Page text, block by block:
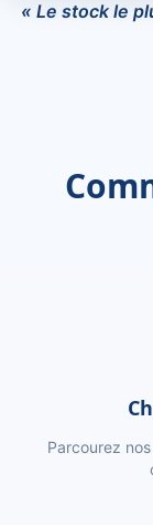
« Le stock le
Parcourez